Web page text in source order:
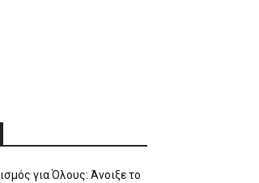
για Όλους: Άνοιξε το